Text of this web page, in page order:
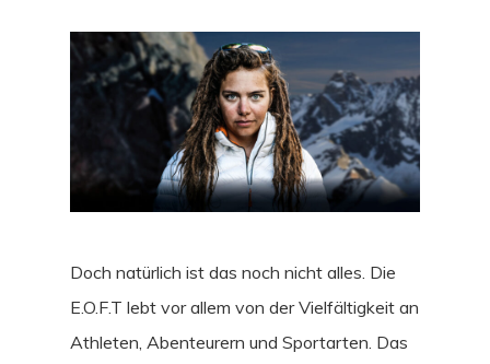
Doch natürlich ist das noch nicht alles. Die
E.O.F.T lebt vor allem von der Vielfältigkeit an
Athleten, Abenteurern und Sportarten. Das